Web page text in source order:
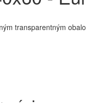
transparentným